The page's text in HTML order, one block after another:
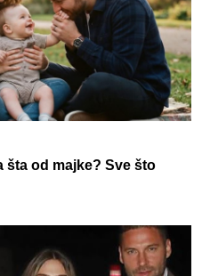
šta od majke? Sve što